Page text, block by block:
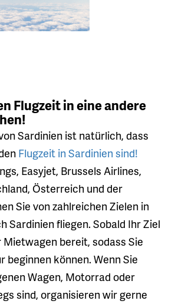
Flugzeit in eine andere
Sardinien ist natürlich, dass
Flugzeit in Sardinien sind!
Easyjet, Brussels Airlines,
Österreich und der
Sie von zahlreichen Zielen in
Sardinien fliegen. Sobald Ihr Ziel
bereit, sodass Sie
beginnen können. Wenn Sie
Wagen, Motorrad oder
sind, organisieren wir gerne